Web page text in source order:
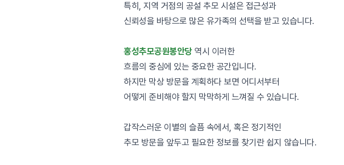
특히, 지역 거점의 공설 추모 시설은 접근성과
신뢰성을 바탕으로 많은 유가족의 선택을 받고 있습니다.
홍성추모공원봉안당역시 이러한
흐름의 중심에 있는 중요한 공간입니다.
하지만 막상 방문을 계획하다 보면 어디서부터
어떻게 준비해야 할지 막막하게 느껴질 수 있습니다.
갑작스러운 이별의 슬픔 속에서, 혹은 정기적인
추모 방문을 앞두고 필요한 정보를 찾기란 쉽지 않습니다.